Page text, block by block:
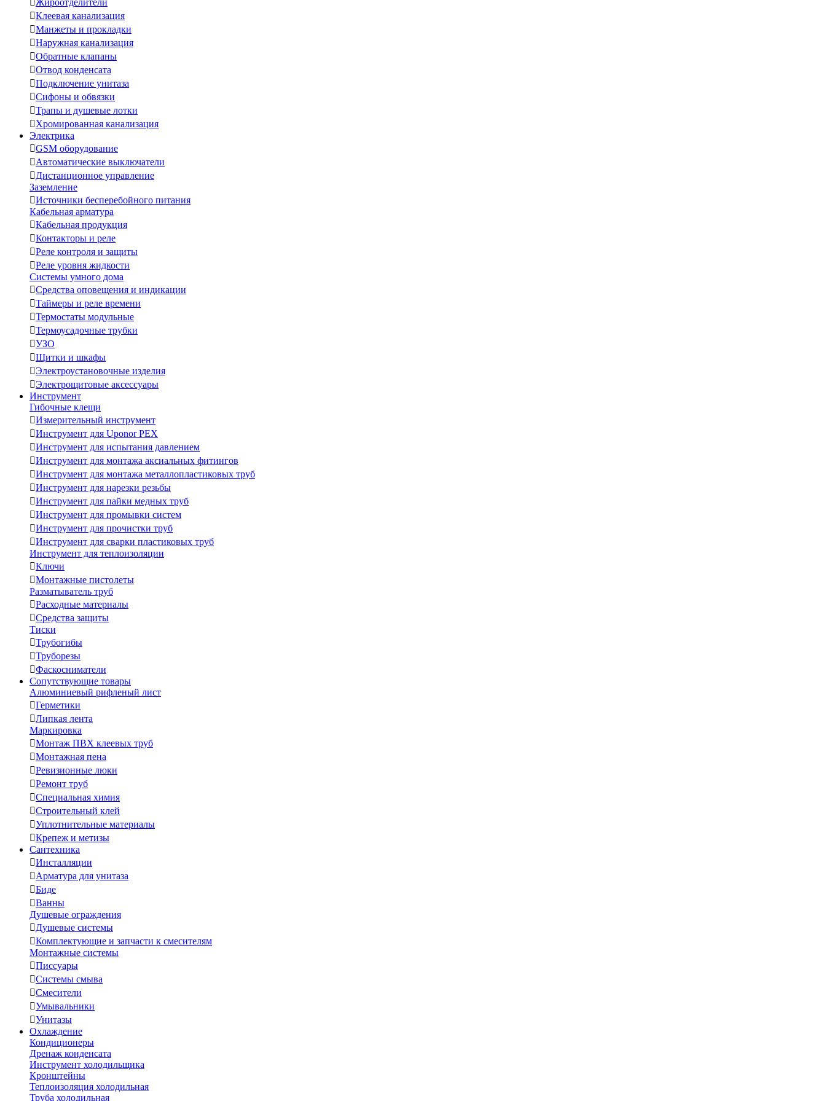
Жироотделители
Клеевая канализация
Манжеты и прокладки
Наружная канализация
Обратные клапаны
Отвод конденсата
Подключение унитаза
Сифоны и обвязки
Трапы и душевые лотки
Хромированная канализация
Электрика
GSM оборудование
Автоматические выключатели
Дистанционное управление
Заземление
Источники бесперебойного питания
Кабельная арматура
Кабельная продукция
Контакторы и реле
Реле контроля и защиты
Реле уровня жидкости
Системы умного дома
Средства оповещения и индикации
Таймеры и реле времени
Термостаты модульные
Термоусадочные трубки
УЗО
Щитки и шкафы
Электроустановочные изделия
Электрощитовые аксессуары
Инструмент
Гибочные клещи
Измерительный инструмент
Инструмент для Uponor PEX
Инструмент для испытания давлением
Инструмент для монтажа аксиальных фитингов
Инструмент для монтажа металлопластиковых труб
Инструмент для нарезки резьбы
Инструмент для пайки медных труб
Инструмент для промывки систем
Инструмент для прочистки труб
Инструмент для сварки пластиковых труб
Инструмент для теплоизоляции
Ключи
Монтажные пистолеты
Разматыватель труб
Расходные материалы
Средства защиты
Тиски
Трубогибы
Труборезы
Фаскосниматели
Сопутствующие товары
Алюминиевый рифленый лист
Герметики
Липкая лента
Маркировка
Монтаж ПВХ клеевых труб
Монтажная пена
Ревизионные люки
Ремонт труб
Специальная химия
Строительный клей
Уплотнительные материалы
Крепеж и метизы
Сантехника
Инсталляции
Арматура для унитаза
Биде
Ванны
Душевые ограждения
Душевые системы
Комплектующие и запчасти к смесителям
Монтажные системы
Писсуары
Системы смыва
Смесители
Умывальники
Унитазы
Охлаждение
Кондиционеры
Дренаж конденсата
Инструмент холодильщика
Кронштейны
Теплоизоляция холодильная
Труба холодильная